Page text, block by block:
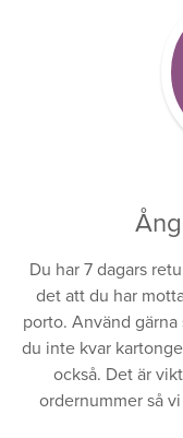
Du har 7 dagars
det att du har
porto. Använd
du inte kvar
också. Det är
ordernummer så